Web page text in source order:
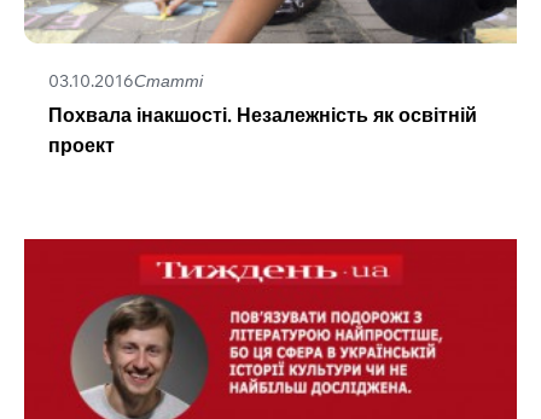
03.10.2016Статті
Похвала інакшості. Незалежність як освітній
проект